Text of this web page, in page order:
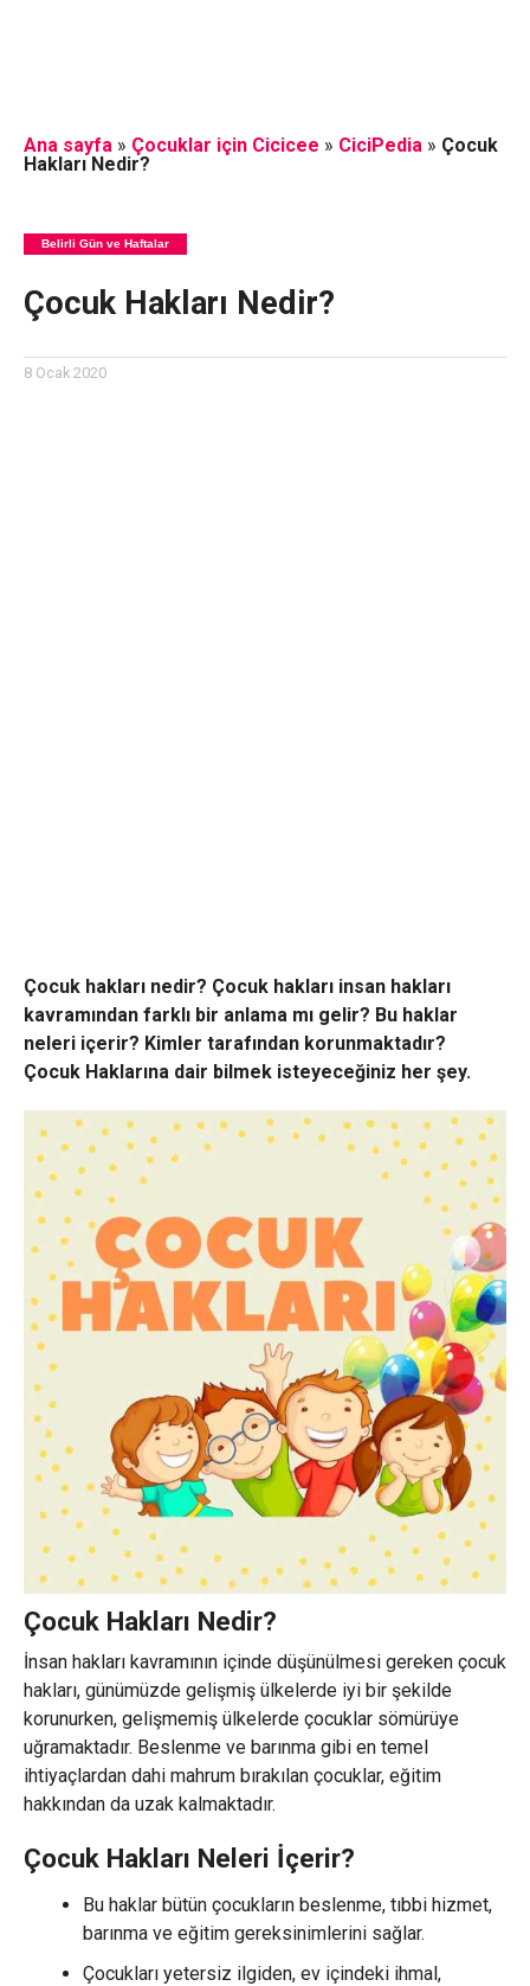
Ana sayfa» Çocuklar için Cicicee » CiciPedia» Çocuk
Hakları Nedir?
Belirli Gün ve Haftalar
Çocuk Hakları Nedir?
8 Ocak 2020
Çocuk hakları nedir? Çocuk hakları insan hakları
kavramından farklı bir anlama mı gelir? Bu haklar
neleri içerir? Kimler tarafından korunmaktadır?
Çocuk Haklarına dair bilmek isteyeceğiniz her şey.
Çocuk Hakları Nedir?
İnsan hakları kavramının içinde düşünülmesi gereken çocuk
hakları, günümüzde gelişmiş ülkelerde iyi bir şekilde
korunurken, gelişmemiş ülkelerde çocuklar sömürüye
uğramaktadır. Beslenme ve barınma gibi en temel
ihtiyaçlardan dahi mahrum bırakılan çocuklar, eğitim
hakkından da uzak kalmaktadır.
Çocuk Hakları Neleri İçerir?
Bu haklar bütün çocukların beslenme, tıbbi hizmet,
barınma ve eğitim gereksinimlerini sağlar.
Çocukları yetersiz ilgiden, ev içindeki ihmal,